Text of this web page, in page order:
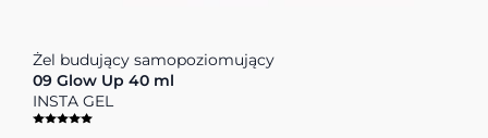
Żel budujący samopoziomujący
09 Glow Up 40 ml
INSTA GEL